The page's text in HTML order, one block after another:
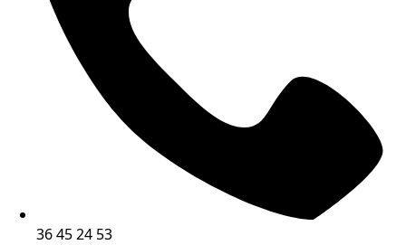
36 45 24 53